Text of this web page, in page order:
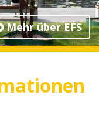
Mehr über EFS